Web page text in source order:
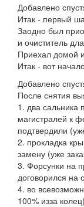
Добавлено
Итак - первый
Заодно был
и очиститель
Приехал домой
Итак - вот
Добавлено
После снятия
1. два сальника
магистралей к
подтвердили
2. прокладка
замену (уже
3. Форсунки на
договорился
4. во
100% изза